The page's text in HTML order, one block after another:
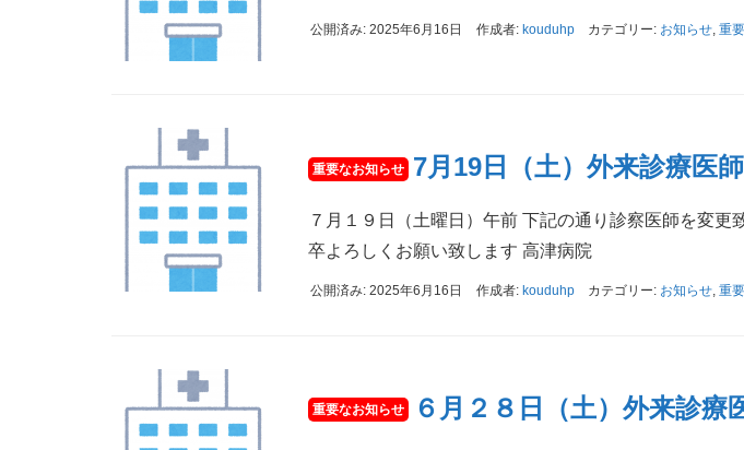
公開済み: 2025年6月16日 作成者: kouduhp カテゴリー: お知らせ ,重
7月19日（土）外来診療医
７月１９日（土曜日）午前 下記の通り診察医師を
卒よろしくお願い致します 高津病院
公開済み: 2025年6月16日 作成者: kouduhp カテゴリー: お知らせ ,重
６月２８日（土）外来診